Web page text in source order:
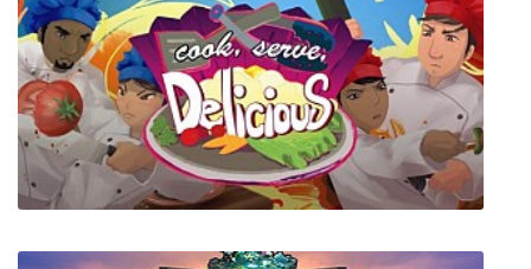
Grandmother